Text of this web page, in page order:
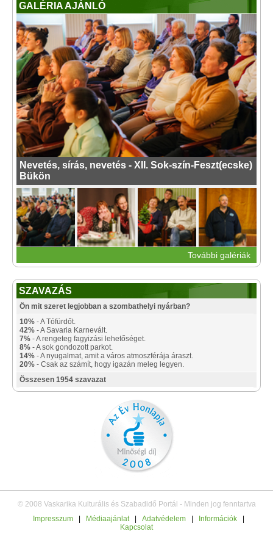
GALÉRIA AJÁNLÓ
Nevetés, sírás, nevetés - XII. Sok-szín-Feszt(ecske)
Bükön
További galériák
SZAVAZÁS
Ön mit szeret legjobban a szombathelyi nyárban?
10% - A Tófürdőt.
42% - A Savaria Karnevált.
7% - A rengeteg fagyizási lehetőséget.
8% - A sok gondozott parkot.
14% - A nyugalmat, amit a város atmoszférája áraszt.
20% - Csak az számít, hogy igazán meleg legyen.
Összesen 1954 szavazat
© 2008 Vaskarika Kulturális és Szabadidő Portál - Minden jog fenntartva
Impresszum
Médiaajánlat Adatvédelem Információk
Kapcsolat